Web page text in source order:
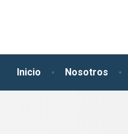
Inicio Nosotros